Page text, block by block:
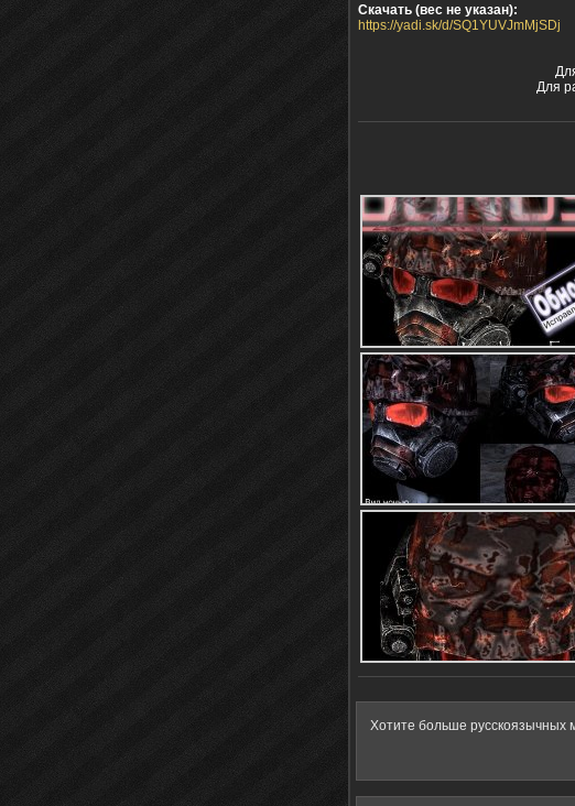
Скачать (вес не указан):
https://yadi.sk/d/SQ1YUVJmMjSDj
Для
Хотите больше